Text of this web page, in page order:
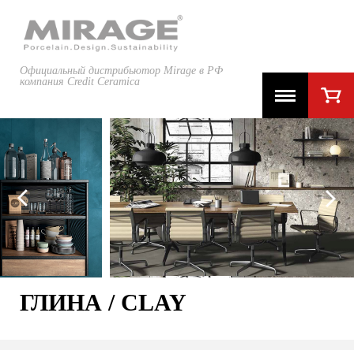
Официальный дистрибьютор Mirage в РФ
компания Credit Ceramica
ГЛИНА / CLAY